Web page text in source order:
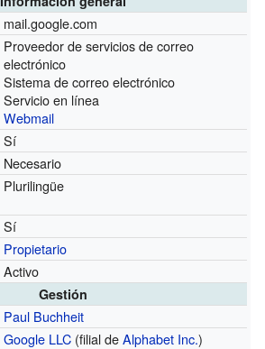
mail.google.com
Proveedor de servicios de correo
electrónico
Sistema de correo electrónico
Servicio en línea
Webmail
Sí
Necesario
Plurilingüe
Sí
Propietario
Activo
Gestión
Paul Buchheit
Google LLC (filial deAlphabet Inc.)